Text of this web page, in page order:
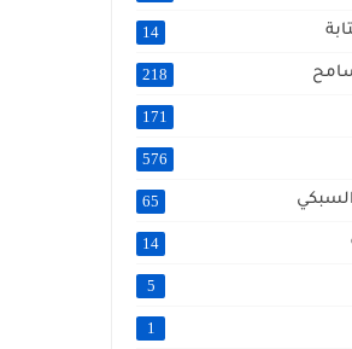
14
218
171
576
65
14
5
1